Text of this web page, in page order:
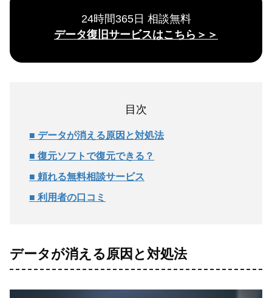
24時間365日 相談無料
データ復旧サービスはこちら＞＞
目次
■ データが消える原因と対処法
■ 復元ソフトで復元できる？
■ 頼れる無料相談サービス
■ 利用者の口コミ
データが消える原因と対処法